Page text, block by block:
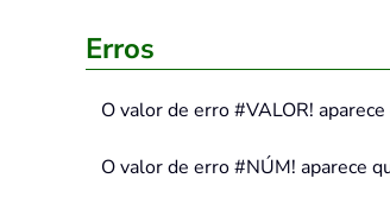
Erros
O valor de erro #VALOR!
O valor de erro #NÚM! aparece